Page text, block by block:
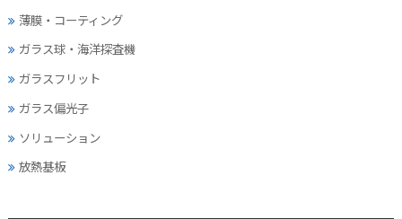
薄膜・コーティング
ガラス球・海洋探査機
ガラスフリット
ガラス偏光子
ソリューション
放熱基板